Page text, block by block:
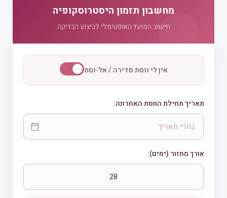
מחשבון תזמון היסטרוסקופיה
חישוב המועד האופטימלי לביצוע הבדיקה
אין לי ווסת סדירה / אל-וסת
תאריך תחילת הווסת האחרונה:
אורך מחזור (ימים):